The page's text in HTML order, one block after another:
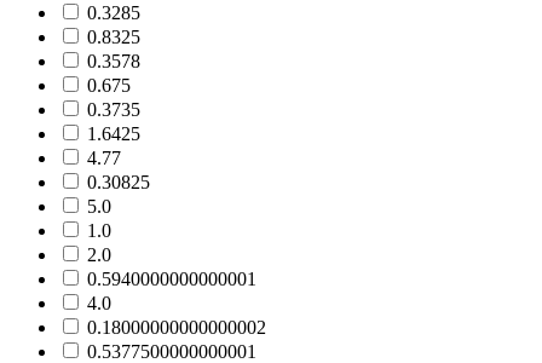
0.3285
0.8325
0.3578
0.675
0.3735
1.6425
4.77
0.30825
5.0
1.0
2.0
0.5940000000000001
4.0
0.18000000000000002
0.5377500000000001